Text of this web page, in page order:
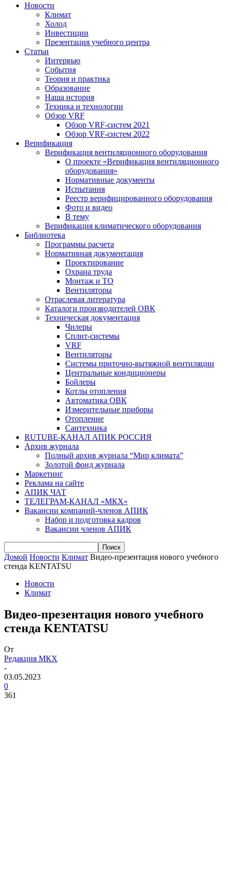
Новости
Климат
Холод
Инвестиции
Презентация учебного центра
Статьи
Интервью
События
Теория и практика
Образование
Наша история
Техника и технологии
Обзор VRF
Обзор VRF-систем 2021
Обзор VRF-систем 2022
Верификация
Верификация вентиляционного оборудования
О проекте «Верификация вентиляционного
оборудования»
Нормативные документы
Испытания
Реестр верифицированного оборудования
Фото и видео
В тему
Верификация климатического оборудования
Библиотека
Программы расчета
Нормативная документация
Проектирование
Охрана труда
Монтаж и ТО
Вентиляторы
Отраслевая литература
Каталоги производителей ОВК
Техническая документация
Чилеры
Сплит-системы
VRF
Вентиляторы
Системы приточно-вытяжной вентиляции
Центральные кондиционеры
Бойлеры
Котлы отопления
Автоматика ОВК
Измерительные приборы
Отопление
Сантехника
RUTUBE-КАНАЛ АПИК РОССИЯ
Архив журнала
Полный архив журнала “Мир климата”
Золотой фонд журнала
Маркетинг
Реклама на сайте
АПИК ЧАТ
ТЕЛЕГРАМ-КАНАЛ «МКХ»
Вакансии компаний-членов АПИК
Набор и подготовка кадров
Вакансии членов АПИК
Домой Новости Климат Видео-презентация нового учебного
стенда KENTATSU
Новости
Климат
Видео-презентация нового учебного
стенда KENTATSU
От
Редакция МКХ
-
03.05.2023
0
361